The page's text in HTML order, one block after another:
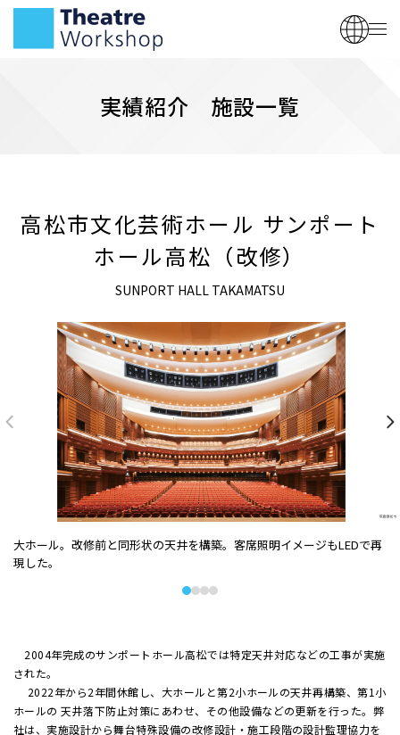
実績紹介 施設一覧
高松市文化芸術ホール サンポート
ホール高松（改修）
SUNPORT HALL TAKAMATSU
大ホール。改修前と同形状の天井を構築。客席照明イメージもLEDで再
現した。
2004年完成のサンポートホール高松では特定天井対応などの工事が実施
された。
2022年から2年間休館し、大ホールと第2小ホールの天井再構築、第1小
ホールの 天井落下防止対策にあわせ、その他設備などの更新を行った。弊
社は、実施設計から舞台特殊設備の改修設計・施工段階の設計監理協力を